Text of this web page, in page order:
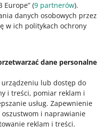
Europe” (9 partnerów).
danych osobowych przez
w ich politykach ochrony
dane personalne
lub dostęp do
i treści, pomiar reklam i
usług. Zapewnienie
i naprawianie
reklam i treści.
4 5 6